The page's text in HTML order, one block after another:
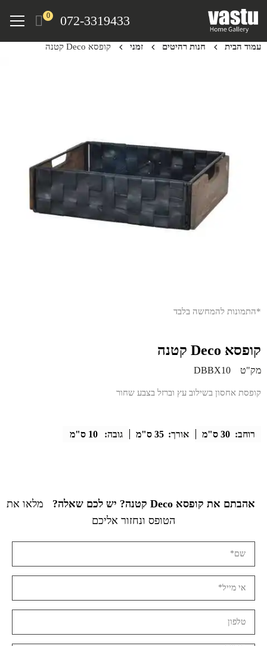
072-3319433
0
Menu
עמוד הבית חנות רהיטים זמני קופסא Deco קטנה
*התמונות להמחשה בלבד
קופסא Deco קטנה
מק"ט DBBX10
קופסת אחסון בשילוב עץ וברזל בצבע שחור
רוחב: 30 ס"מ אורך: 35 ס"מ גובה: 10 ס"מ
אהבתם את קופסא Deco קטנה? יש לכם שאלה?
מלאו את
הטופס ונחזור אליכם